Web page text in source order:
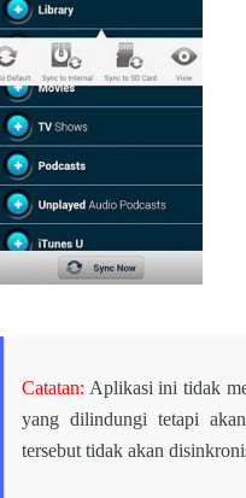
Catatan: Aplikasi ini tidak
yang dilindungi tetapi
tersebut tidak akan